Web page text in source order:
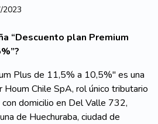
2023
“Descuento plan Premium
Plus de 11,5% a 10,5%" es una
Houm Chile SpA, rol único tributario
domicilio en Del Valle 732,
de Huechuraba, ciudad de